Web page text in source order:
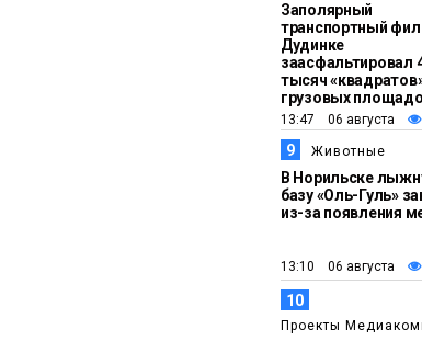
Заполярный
транспортный
Дудинке
заасфальтировал
тысяч
грузовых
13:47 06 августа
9 Животные
В Норильске
базу «Оль-Гуль»
из-за появления
13:10 06 августа
10
Проекты